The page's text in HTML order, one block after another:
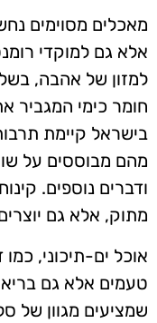
מאכלים מסוימים
אלא גם למוקדי
למזון של אהבה,
חומר כימי המגביר
בישראל קיימת
מהם מבוססים על
ודברים נוספים.
מתוק, אלא גם
אוכל ים-תיכוני,
טעמים אלא גם
שמציעים מגוון של